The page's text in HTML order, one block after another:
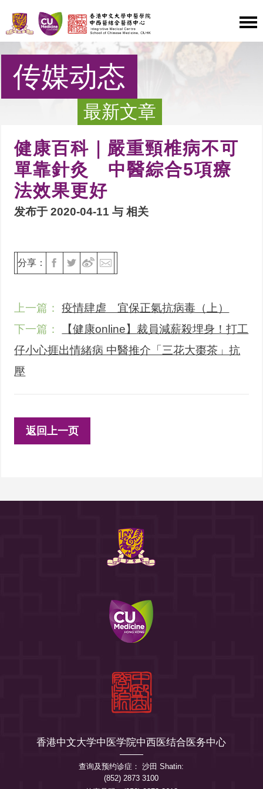
传媒动态
最新文章
健康百科｜嚴重頸椎病不可
單靠針灸 中醫綜合5項療
法效果更好
发布于 2020-04-11 与相关
分享：
上一篇：
疫情肆虐 宜保正氣抗病毒（上）
下一篇：
【健康online】裁員減薪殺埋身！打工
仔小心捱出情緒病 中醫推介「三花大棗茶」抗
壓
返回上一页
香港中文大学中医学院中西医结合医务中心
查询及预约诊症： 沙田 Shatin:
(852) 2873 3100